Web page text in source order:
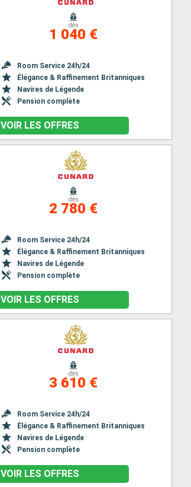
dès
1 040 €
Room Service 24h/24
Élégance & Raffinement Britanniques
Navires de Légende
Pension complète
VOIR LES OFFRES
dès
2 780 €
Room Service 24h/24
Élégance & Raffinement Britanniques
Navires de Légende
Pension complète
VOIR LES OFFRES
dès
3 610 €
Room Service 24h/24
Élégance & Raffinement Britanniques
Navires de Légende
Pension complète
VOIR LES OFFRES